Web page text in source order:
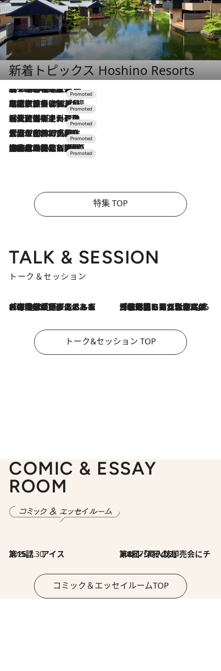
新着トピックス Hoshino Resorts
2026.8.7
【トンボの足水浴】ヒノキの香りに包まれて涼感マックス！約13℃の湧水かけ流しを避暑地「星野温泉 トンボの湯」で体験
2026.7.31
【ホテル帰省】という選択肢をOMOが提案。家族とほどよい距離を保つには「昼は実家、夜は気兼ねなくホテルで！」
2026.7.24
【夏限定ディナーコース】旬を迎える稚鮎や花ズッキーニなどをイタリア・トスカーナの郷土料理の手法で満喫！
2026.7.17
「土佐和ハーブかき氷」がOMO7高知に登場！生姜、山椒、大葉など目にも舌にも涼を呼ぶ郷土の味
2026.7.10
NEW OPEN！【界 草津】名湯の地に誕生。趣の異なる2種の温泉と上州ならではの会席・蕎麦割烹など美食を味わう究極の癒やし旅
特集 TOP
TALK & SESSION
トーク＆セッション
2026.8.3
「今後値上げがあるとすれば…」「リスクがあるのは今年の冬」エネルギー専門家が語る、ホルムズ海峡封鎖が家庭にもたらす“ある心配” 2026.8.3
「住宅建てられない…」「サーチャージ料の高値が続いている」ホルムズ海峡封鎖による影響はいつまで続く？《エネルギー専門家に聞く“どうなる日本の暮らし”》
トーク&セッション TOP
COMIC & ESSAY
ROOM
2026.7.30
第15話 アイス 2026.7.30
第8回「同人誌即売会にチャレンジ その2」
コミック＆エッセイルームTOP